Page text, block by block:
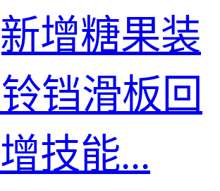
增糖果装
铛滑板回
技能...